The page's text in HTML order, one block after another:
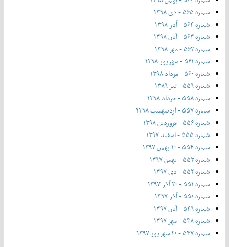
شماره ۵۶۵ - دی ۱۳۹۸
شماره ۵۶۴ - آذر ۱۳۹۸
شماره ۵۶۳ - آیان ۱۳۹۸
شماره ۵۶۲ - مهر ۱۳۹۸
شماره ۵۶۱ - شهریور ۱۳۹۸
شماره ۵۶۰ - مرداد ۱۳۹۸
شماره ۵۵۹ - تیر ۱۳۸۹
شماره ۵۵۸ - خرداد ۱۳۹۸
شماره ۵۵۷ - اردیبهشت ۱۳۹۸
شماره ۵۵۶ - فروردین ۱۳۹۸
شماره ۵۵۵ - اسفند ۱۳۹۷
شماره ۵۵۴ - ۱۰ بهمن ۱۳۹۷
شماره ۵۵۳ - بهمن ۱۳۹۷
شماره ۵۵۲ - دی ۱۳۹۷
شماره ۵۵۱ - ۲۰ آذر ۱۳۹۷
شماره ۵۵۰ - آذر ۱۳۹۷
شماره ۵۴۹ - آبان ۱۳۹۷
شماره ۵۴۸ - مهر ۱۳۹۷
شماره ۵۴۷ - ۲۰ شهریور ۱۳۹۷